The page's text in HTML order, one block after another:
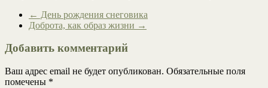
← День рождения снеговика
Доброта, как образ жизни →
Добавить комментарий
Ваш адрес email не будет опубликован. Обязательные поля
помечены *